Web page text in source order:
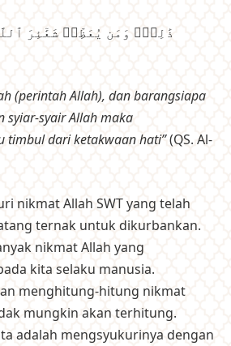
ذَٰلِكَۖ وَمَن يُعَظِّمۡ شَعَٰٓئِرَ
(perintah Allah), dan barangsiapa
syiar-syair Allah maka
timbul dari ketakwaan hati”(QS. Al-
nikmat Allah SWT yang telah
ternak untuk dikurbankan.
nikmat Allah yang
kita selaku manusia.
menghitung-hitung nikmat
mungkin akan terhitung.
adalah mengsyukurinya dengan